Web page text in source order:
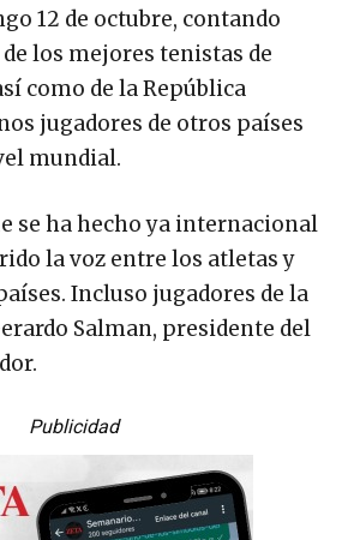
12 de octubre, contando
los mejores tenistas de
como de la República
jugadores de otros países
mundial.
se ha hecho ya internacional
la voz entre los atletas y
Incluso jugadores de la
Salman, presidente del
Publicidad